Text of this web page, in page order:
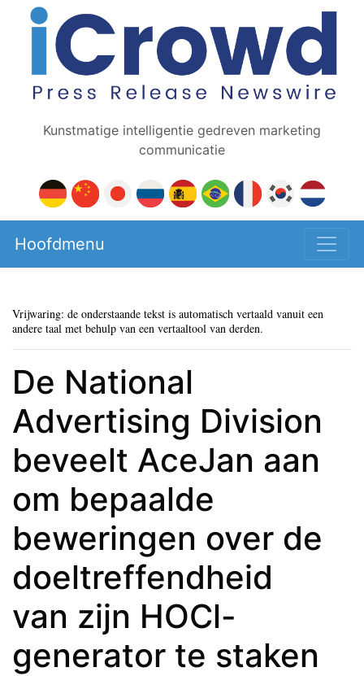
Kunstmatige intelligentie gedreven marketing
communicatie
Hoofdmenu
Vrijwaring: de onderstaande tekst is automatisch vertaald vanuit een
andere taal met behulp van een vertaaltool van derden.
De National
Advertising Division
beveelt AceJan aan
om bepaalde
beweringen over de
doeltreffendheid
van zijn HOCl-
generator te staken